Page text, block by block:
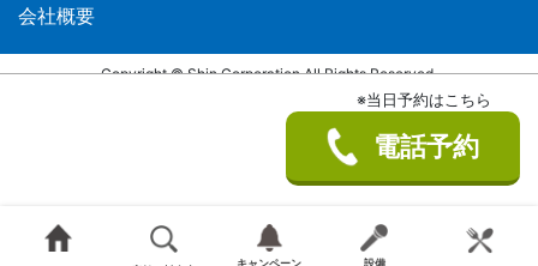
キャンペーン 設備
会社概要
Copyright © Shin Corporation All Rights Reserved.
※当日予約はこちら
電話予約